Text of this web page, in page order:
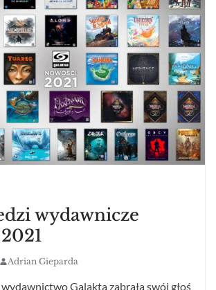
wydawnicze
Adrian Gieparda
Galakta zabrała swój głoś